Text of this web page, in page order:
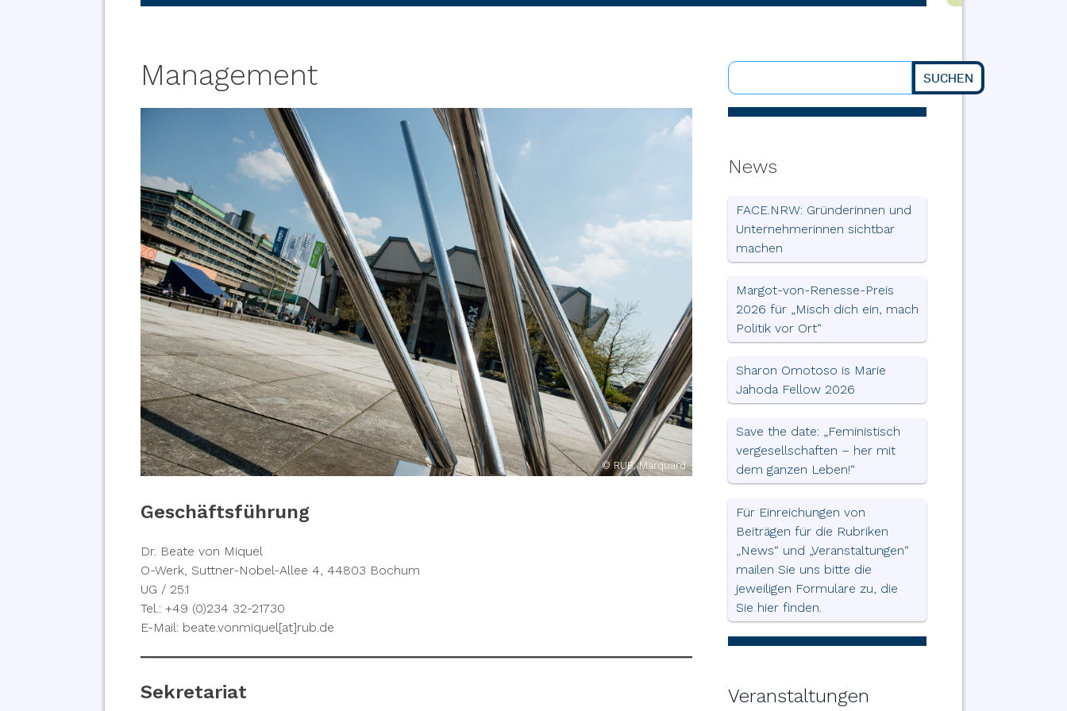
Management
© RUB, Marquard
Geschäftsführung
Dr. Beate von Miquel
O-Werk, Suttner-Nobel-Allee 4, 44803 Bochum
UG / 25.1
Tel.: +49 (0)234 32-21730
E-Mail: beate.vonmiquel[at]rub.de
Sekretariat
Suchen
SUCHEN
News
FACE.NRW: Gründerinnen und
Unternehmerinnen sichtbar
machen
Margot-von-Renesse-Preis
2026 für „Misch dich ein, mach
Politik vor Ort“
Sharon Omotoso is Marie
Jahoda Fellow 2026
Save the date: „Feministisch
vergesellschaften – her mit
dem ganzen Leben!“
Für Einreichungen von
Beiträgen für die Rubriken
„News“ und „Veranstaltungen“
mailen Sie uns bitte die
jeweiligen Formulare zu, die
Sie hier finden.
Veranstaltungen